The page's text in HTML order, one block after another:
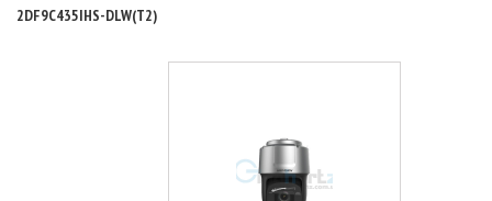
2DF9C435IHS-DLW(T2)